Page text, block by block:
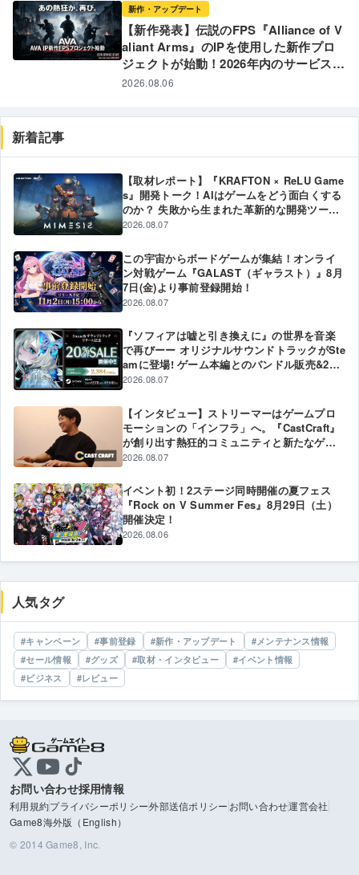
新作・アップデート
【新作発表】伝説のFPS『Alliance of V
aliant Arms』のIPを使用した新作プロ
ジェクトが始動！2026年内のサービス開
始に向けて制作発表 〜 あの熱狂が、再
新プロジェクトの全貌とは 〜
2026.08.06
新着記事
【取材レポート】『KRAFTON × ReLU Game
s』開発トーク！AIはゲームをどう面白くする
のか？ 失敗から生まれた革新的な開発ツール
と現場のリアル
2026.08.07
この宇宙からボードゲームが集結！オンライ
ン対戦ゲーム『GALAST（ギャラスト）』8月
7日(金)より事前登録開始！
2026.08.07
『ソフィアは嘘と引き換えに』の世界を音楽
で再びーー オリジナルサウンドトラックがSte
amに登場! ゲーム本編とのバンドル販売&20%
オフ記念セールも実施中!
2026.08.07
【インタビュー】ストリーマーはゲームプロ
モーションの「インフラ」へ。『CastCraft』
が創り出す熱狂的コミュニティと新たなゲー
ムPR戦略
2026.08.07
イベント初！2ステージ同時開催の夏フェス
『Rock on V Summer Fes』8月29日（土）
開催決定！
2026.08.06
人気タグ
キャンペーン 事前登録 新作・アップデート
メンテナンス情報
セール情報
グッズ 取材・インタビュー
イベント情報
ビジネス
レビュー
お問い合わせ採用情報
利用規約プライバシーポリシー外部送信ポリシー お問い合わせ運営会社
Game8海外版（English）
© 2014 Game8, Inc.